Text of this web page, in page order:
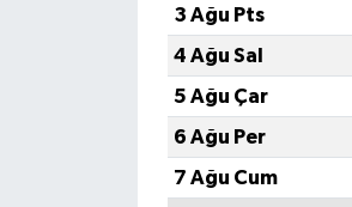
3 Ağu Pts
4 Ağu Sal
5 Ağu Çar
6 Ağu Per
7 Ağu Cum